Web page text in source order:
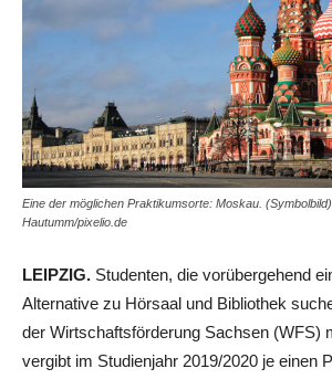
Eine der möglichen Praktikumsorte: Moskau.
Hautumm/pixelio.de
LEIPZIG. Studenten, die vorübergehend
Alternative zu Hörsaal und Bibliothek
der Wirtschaftsförderung Sachsen (WFS)
vergibt im Studienjahr 2019/2020 je einen